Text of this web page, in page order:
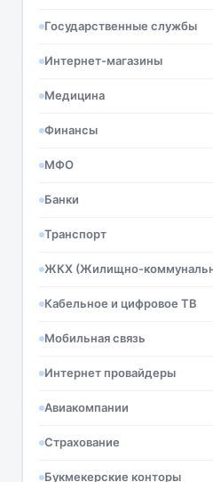
Государственные службы
Интернет-магазины
Медицина
Финансы
МФО
Банки
Транспорт
ЖКХ (Жилищно-
Кабельное и цифровое ТВ
Мобильная связь
Интернет провайдеры
Авиакомпании
Страхование
Букмекерские конторы